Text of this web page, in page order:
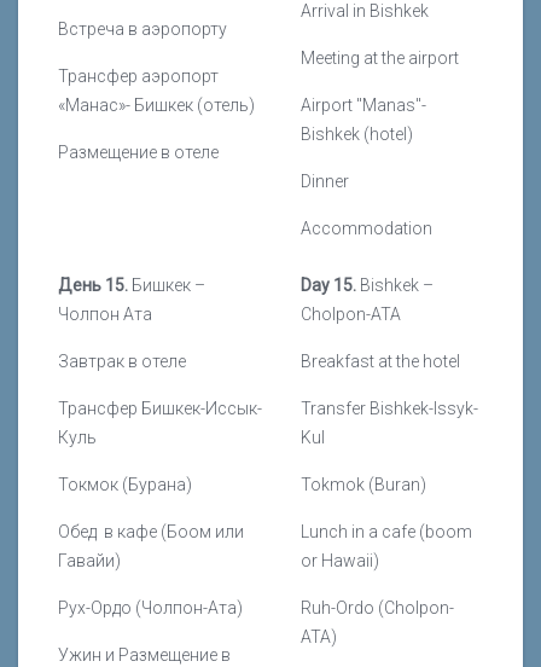
Встреча в аэропорту
Трансфер аэропорт
«Манас»- Бишкек (отель)
Размещение в отеле
Arrival in Bishkek
Meeting at the airport
Airport "Manas"-
Bishkek (hotel)
Dinner
Accommodation
День 15. Бишкек –
Чолпон Ата
Завтрак в отеле
Трансфер Бишкек-Иссык-
Куль
Токмок (Бурана)
Обед в кафе (Боом или
Гавайи)
Рух-Ордо (Чолпон-Ата)
Ужин и Размещение в
Day 15. Bishkek –
Cholpon-ATA
Breakfast at the hotel
Transfer Bishkek-Issyk-
Kul
Tokmok (Buran)
Lunch in a cafe (boom
or Hawaii)
Ruh-Ordo (Cholpon-
ATA)